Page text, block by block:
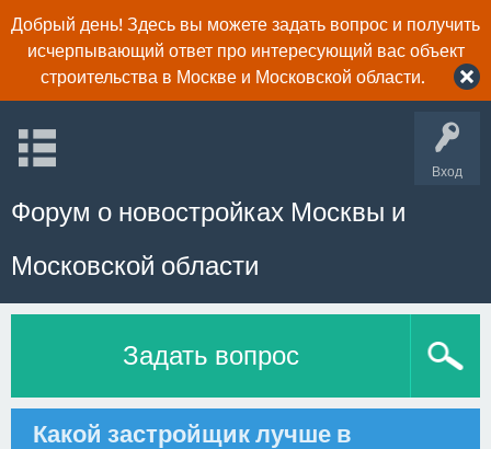
Добрый день! Здесь вы можете задать вопрос и получить
исчерпывающий ответ про интересующий вас объект
строительства в Москве и Московской области.
Вход
Форум о новостройках Москвы и
Московской области
Задать вопрос
Какой застройщик лучше в